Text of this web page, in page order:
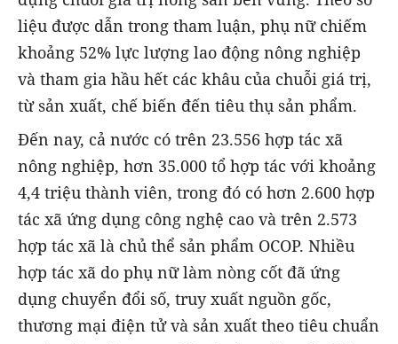
liệu được dẫn trong tham luận, phụ nữ chiếm
khoảng 52% lực lượng lao động nông nghiệp
và tham gia hầu hết các khâu của chuỗi giá trị,
từ sản xuất, chế biến đến tiêu thụ sản phẩm.
Đến nay, cả nước có trên 23.556 hợp tác xã
nông nghiệp, hơn 35.000 tổ hợp tác với khoảng
4,4 triệu thành viên, trong đó có hơn 2.600 hợp
tác xã ứng dụng công nghệ cao và trên 2.573
hợp tác xã là chủ thể sản phẩm OCOP. Nhiều
hợp tác xã do phụ nữ làm nòng cốt đã ứng
dụng chuyển đổi số, truy xuất nguồn gốc,
thương mại điện tử và sản xuất theo tiêu chuẩn